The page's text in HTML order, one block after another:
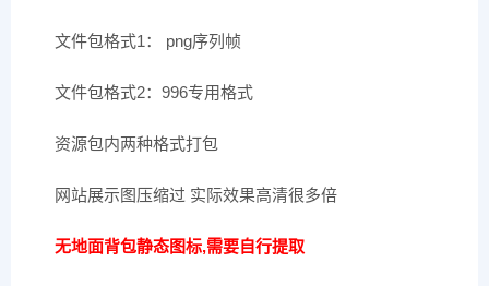
文件包格式1： png序列帧
文件包格式2：996专用格式
资源包内两种格式打包
网站展示图压缩过 实际效果高清很多倍
无地面背包静态图标,需要自行提取